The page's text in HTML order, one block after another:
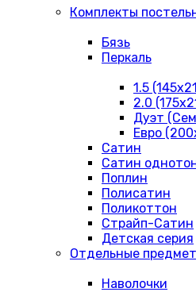
Комплекты
Бязь
Перкаль
1.5
2.0
Дуэт
Евро
Сатин
Сатин
Поплин
Полисатин
Поликоттон
Страйп-Сатин
Детская серия
Отдельные
Наволочки